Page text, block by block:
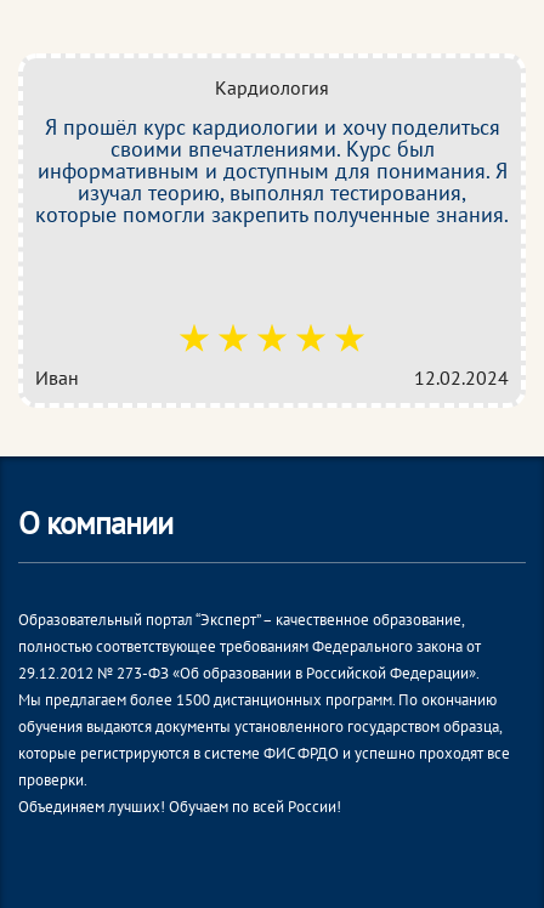
Кардиология
Я прошёл курс кардиологии и хочу поделиться
своими впечатлениями. Курс был
информативным и доступным для понимания. Я
изучал теорию, выполнял тестирования,
которые помогли закрепить полученные знания.
Иван 12.02.2024
О компании
Образовательный портал “Эксперт” – качественное образование,
полностью соответствующее требованиям Федерального закона от
29.12.2012 № 273-ФЗ «Об образовании в Российской Федерации».
Мы предлагаем более 1500 дистанционных программ. По окончанию
обучения выдаются документы установленного государством образца,
которые регистрируются в системе ФИС ФРДО и успешно проходят все
проверки.
Объединяем лучших! Обучаем по всей России!